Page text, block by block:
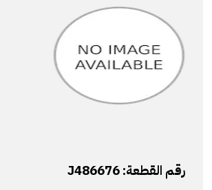
رقم القطعة:J486676